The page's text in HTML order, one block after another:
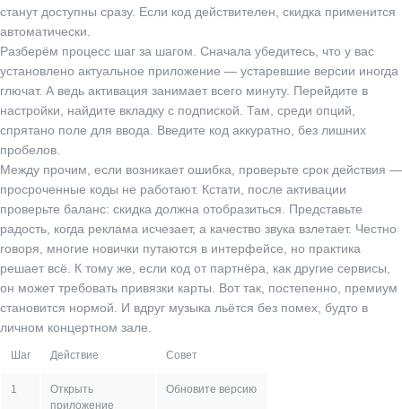
станут доступны сразу. Если код действителен, скидка применится
автоматически.
Разберём процесс шаг за шагом. Сначала убедитесь, что у вас
установлено актуальное приложение — устаревшие версии иногда
глючат. А ведь активация занимает всего минуту. Перейдите в
настройки, найдите вкладку с подпиской. Там, среди опций,
спрятано поле для ввода. Введите код аккуратно, без лишних
пробелов.
Между прочим, если возникает ошибка, проверьте срок действия —
просроченные коды не работают. Кстати, после активации
проверьте баланс: скидка должна отобразиться. Представьте
радость, когда реклама исчезает, а качество звука взлетает. Честно
говоря, многие новички путаются в интерфейсе, но практика
решает всё. К тому же, если код от партнёра, как другие сервисы,
он может требовать привязки карты. Вот так, постепенно, премиум
становится нормой. И вдруг музыка льётся без помех, будто в
личном концертном зале.
Шаг Действие Совет
1
Открыть
приложение
Обновите версию